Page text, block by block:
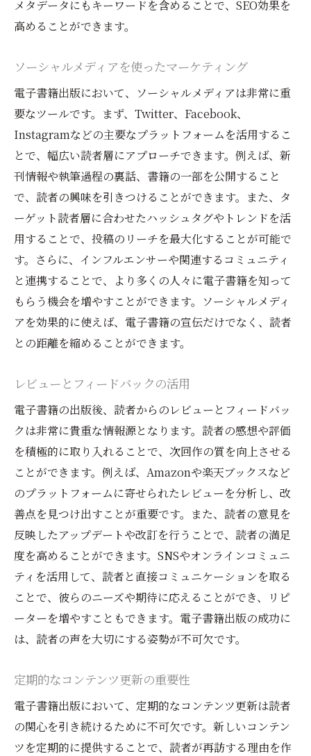
メタデータにもキーワードを含めることで、SEO効果を
高めることができます。
ソーシャルメディアを使ったマーケティング
電子書籍出版において、ソーシャルメディアは非常に重
要なツールです。まず、Twitter、Facebook、
Instagramなどの主要なプラットフォームを活用するこ
とで、幅広い読者層にアプローチできます。例えば、新
刊情報や執筆過程の裏話、書籍の一部を公開すること
で、読者の興味を引きつけることができます。また、タ
ーゲット読者層に合わせたハッシュタグやトレンドを活
用することで、投稿のリーチを最大化することが可能で
す。さらに、インフルエンサーや関連するコミュニティ
と連携することで、より多くの人々に電子書籍を知って
もらう機会を増やすことができます。ソーシャルメディ
アを効果的に使えば、電子書籍の宣伝だけでなく、読者
との距離を縮めることができます。
レビューとフィードバックの活用
電子書籍の出版後、読者からのレビューとフィードバッ
クは非常に貴重な情報源となります。読者の感想や評価
を積極的に取り入れることで、次回作の質を向上させる
ことができます。例えば、Amazonや楽天ブックスなど
のプラットフォームに寄せられたレビューを分析し、改
善点を見つけ出すことが重要です。また、読者の意見を
反映したアップデートや改訂を行うことで、読者の満足
度を高めることができます。SNSやオンラインコミュニ
ティを活用して、読者と直接コミュニケーションを取る
ことで、彼らのニーズや期待に応えることができ、リピ
ーターを増やすこともできます。電子書籍出版の成功に
は、読者の声を大切にする姿勢が不可欠です。
定期的なコンテンツ更新の重要性
電子書籍出版において、定期的なコンテンツ更新は読者
の関心を引き続けるために不可欠です。新しいコンテン
ツを定期的に提供することで、読者が再訪する理由を作